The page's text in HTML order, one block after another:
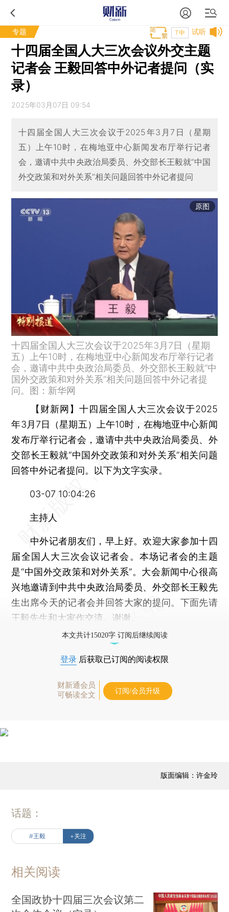
专题 试听
T中
十四届全国人大三次会议外交主题
记者会 王毅回答中外记者提问（实
录）
2025年03月07日 09:54
十四届全国人大三次会议于2025年3月7日（星期
五）上午10时，在梅地亚中心新闻发布厅举行记者
会，邀请中共中央政治局委员、外交部长王毅就“中国
外交政策和对外关系”相关问题回答中外记者提问
原图
十四届全国人大三次会议于2025年3月7日（星期
五）上午10时，在梅地亚中心新闻发布厅举行记者
会，邀请中共中央政治局委员、外交部长王毅就“中
国外交政策和对外关系”相关问题回答中外记者提
问。图：新华网
【财新网】 十四届全国人大三次会议于2025
年3月7日（星期五）上午10时，在梅地亚中心新闻
发布厅举行记者会，邀请中共中央政治局委员、外
交部长王毅就“中国外交政策和对外关系”相关问题
回答中外记者提问。以下为文字实录。
03-07 10:04:26
主持人
中外记者朋友们，早上好。欢迎大家参加十四
届全国人大三次会议记者会。本场记者会的主题
是“中国外交政策和对外关系”。大会新闻中心很高
兴地邀请到中共中央政治局委员、外交部长王毅先
生出席今天的记者会并回答大家的提问。下面先请
王毅先生和大家作交流。谢谢。
本文共计15020字 订阅后继续阅读
登录 后获取已订阅的阅读权限
财新通会员
可畅读全文
订阅/会员升级
版面编辑：许金玲
话题：
#王毅 +关注
相关阅读
全国政协十四届三次会议第二